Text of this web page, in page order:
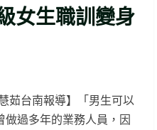
女生職訓變身
茹台南報導】「男生可以
做過多年的業務人員，因